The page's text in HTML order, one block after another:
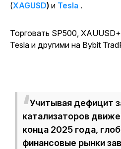
(XAGUSD) и Tesla .
Торговать SP500,
Tesla и другими на Bybit
Учитывая дефицит
катализаторов
конца 2025 года,
финансовые рынки